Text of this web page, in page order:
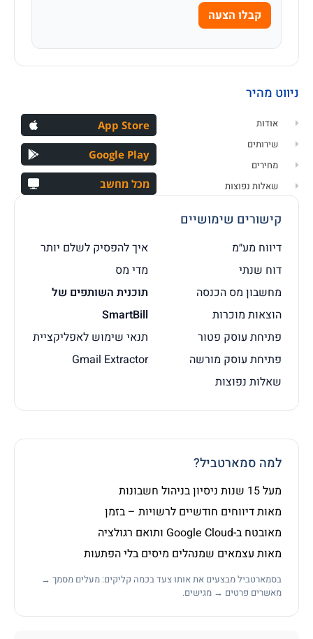
קבלו הצעה
ניווט מהיר
אודות
שירותים
מחירים
שאלות נפוצות
App Store
Google Play
מכל מחשב
קישורים שימושיים
דיווח מע״מ
דוח שנתי
מחשבון מס הכנסה
הוצאות מוכרות
פתיחת עוסק פטור
פתיחת עוסק מורשה
שאלות נפוצות
איך להפסיק לשלם יותר
מדי מס
תוכנית השותפים של
SmartBill
תנאי שימוש לאפליקציית
Gmail Extractor
למה סמארטביל?
מעל 15 שנות ניסיון בניהול חשבונות
מאות דיווחים חודשיים לרשויות – בזמן
מאובטח ב-Google Cloud ותואם רגולציה
מאות עצמאים שמנהלים מיסים בלי הפתעות
בסמארטביל מבצעים את אותו צעד בכמה קליקים: מעלים מסמך →
מאשרים פרטים → מגישים.